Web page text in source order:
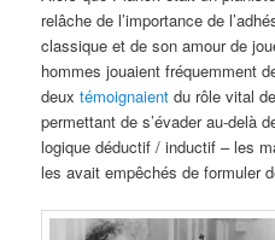
relâche de l’importance de
classique et de son amour de
hommes jouaient fréquemment
deuxtémoignaient du rôle vital
permettant de s’évader au-delà
logique déductif / inductif – les
les avait empêchés de formuler